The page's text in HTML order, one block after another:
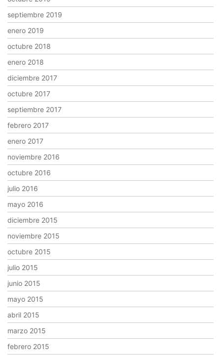
septiembre 2019
enero 2019
octubre 2018
enero 2018
diciembre 2017
octubre 2017
septiembre 2017
febrero 2017
enero 2017
noviembre 2016
octubre 2016
julio 2016
mayo 2016
diciembre 2015
noviembre 2015
octubre 2015
julio 2015
junio 2015
mayo 2015
abril 2015
marzo 2015
febrero 2015